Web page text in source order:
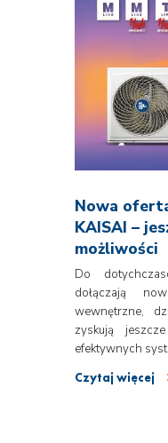
Nowa
KAISAI –
możliwości
Do
dołączają
wewnętrzne,
zyskują
efektywnych
Czytaj więcej